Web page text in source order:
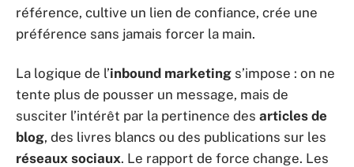
référence, cultive un lien de confiance, crée une
préférence sans jamais forcer la main.
La logique de l’inbound marketing s’impose : on ne
tente plus de pousser un message, mais de
susciter l’intérêt par la pertinence des articles de
blog, des livres blancs ou des publications sur les
réseaux sociaux. Le rapport de force change. Les